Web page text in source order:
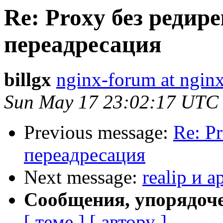
Re: Proxy без
переадресация
billgx nginx-forum at
Sun May 17 23:02:17 UTC
Previous message: Re:
переадресация
Next message: realip и
Сообщения,